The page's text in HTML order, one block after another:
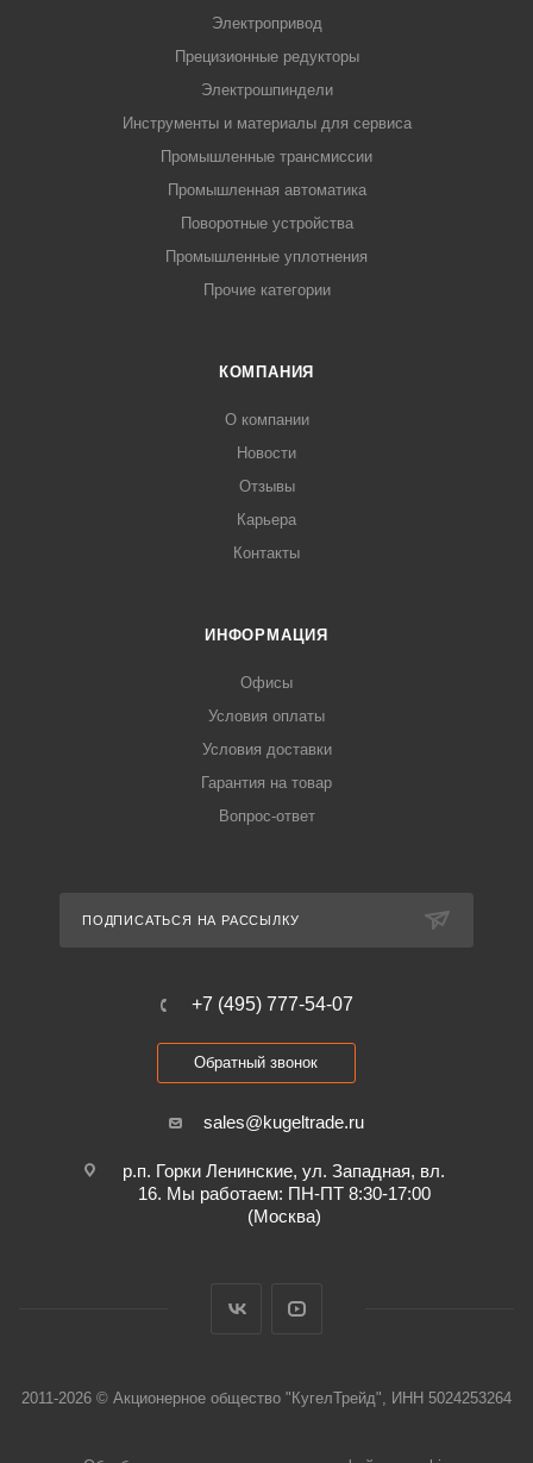
Электропривод
Прецизионные редукторы
Электрошпиндели
Инструменты и материалы для сервиса
Промышленные трансмиссии
Промышленная автоматика
Поворотные устройства
Промышленные уплотнения
Прочие категории
КОМПАНИЯ
О компании
Новости
Отзывы
Карьера
Контакты
ИНФОРМАЦИЯ
Офисы
Условия оплаты
Условия доставки
Гарантия на товар
Вопрос-ответ
ПОДПИСАТЬСЯ НА РАССЫЛКУ
+7 (495) 777-54-07
Обратный звонок
sales@kugeltrade.ru
р.п. Горки Ленинские, ул. Западная, вл.
16. Мы работаем: ПН-ПТ 8:30-17:00
(Москва)
2011-2026 © Акционерное общество "КугелТрейд", ИНН 5024253264